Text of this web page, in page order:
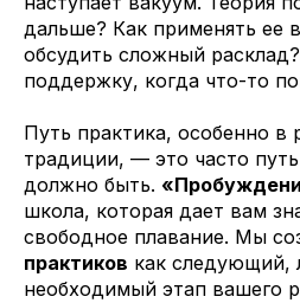
дальше? Как применять ее
обсудить сложный
поддержку, когда что-то
Путь практика, особенно в
традиции, — это часто
должно быть.
школа, которая дает вам
свободное плавание. Мы
практиков как следующий,
необходимый этап вашего